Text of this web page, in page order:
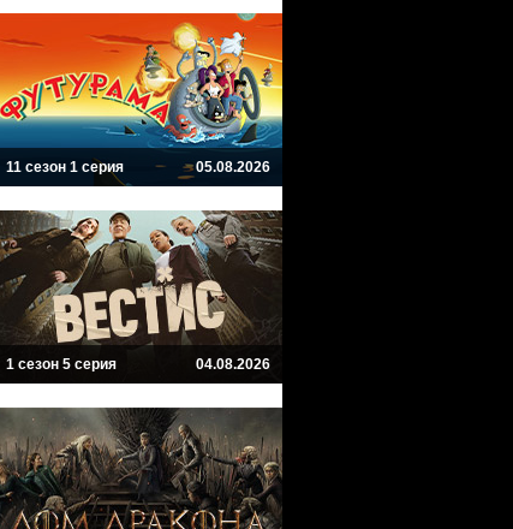
11 сезон 1 серия 05.08.2026
1 сезон 5 серия 04.08.2026